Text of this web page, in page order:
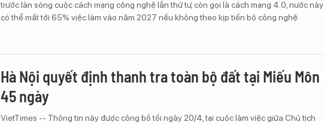
trước làn sóng cuộc cách mạng công nghệ lần thứ tư, còn gọi là cách mạng 4.0, nước này
có thể mất tới 65% việc làm vào năm 2027 nếu không theo kịp tiến bộ công nghệ.
Hà Nội quyết định thanh tra toàn bộ đất tại Miếu Môn
45 ngày
VietTimes -- Thông tin này được công bố tối ngày 20/4, tại cuộc làm việc giữa Chủ tịch